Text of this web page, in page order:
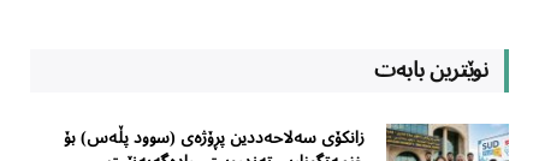
نوێترین بابەت
زانکۆی سەلاحەددین پڕۆژەی (سوود پڵەس) بۆ